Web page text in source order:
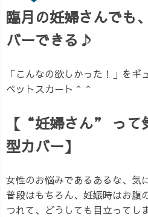
臨月の妊婦さんでも
バーできる♪
「こんなの欲しかった！」をギ
ペットスカート＾＾
【“妊婦さん” って
型カバー】
女性のお悩みであるあるな、気
普段はもちろん、妊娠時はお腹
つれて、どうしても目立ってし